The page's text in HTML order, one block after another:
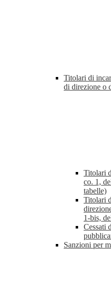
Titolari di
di direzione o
Titolari
co. 1,
tabelle)
Titolari
1-bis,
Cessati
Sanzioni per